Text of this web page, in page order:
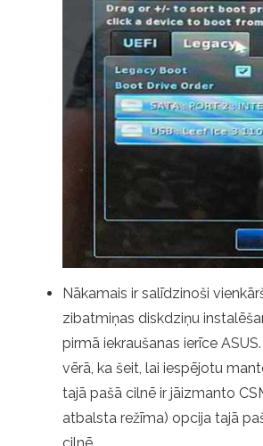
Nākamais ir salīdzinoši
zibatmiņas diskdziņu
pirmā iekraušanas ierīce
vērā, ka šeit, lai iespējotu
tajā pašā cilnē ir jāizmanto
atbalsta režīma) opcija tajā